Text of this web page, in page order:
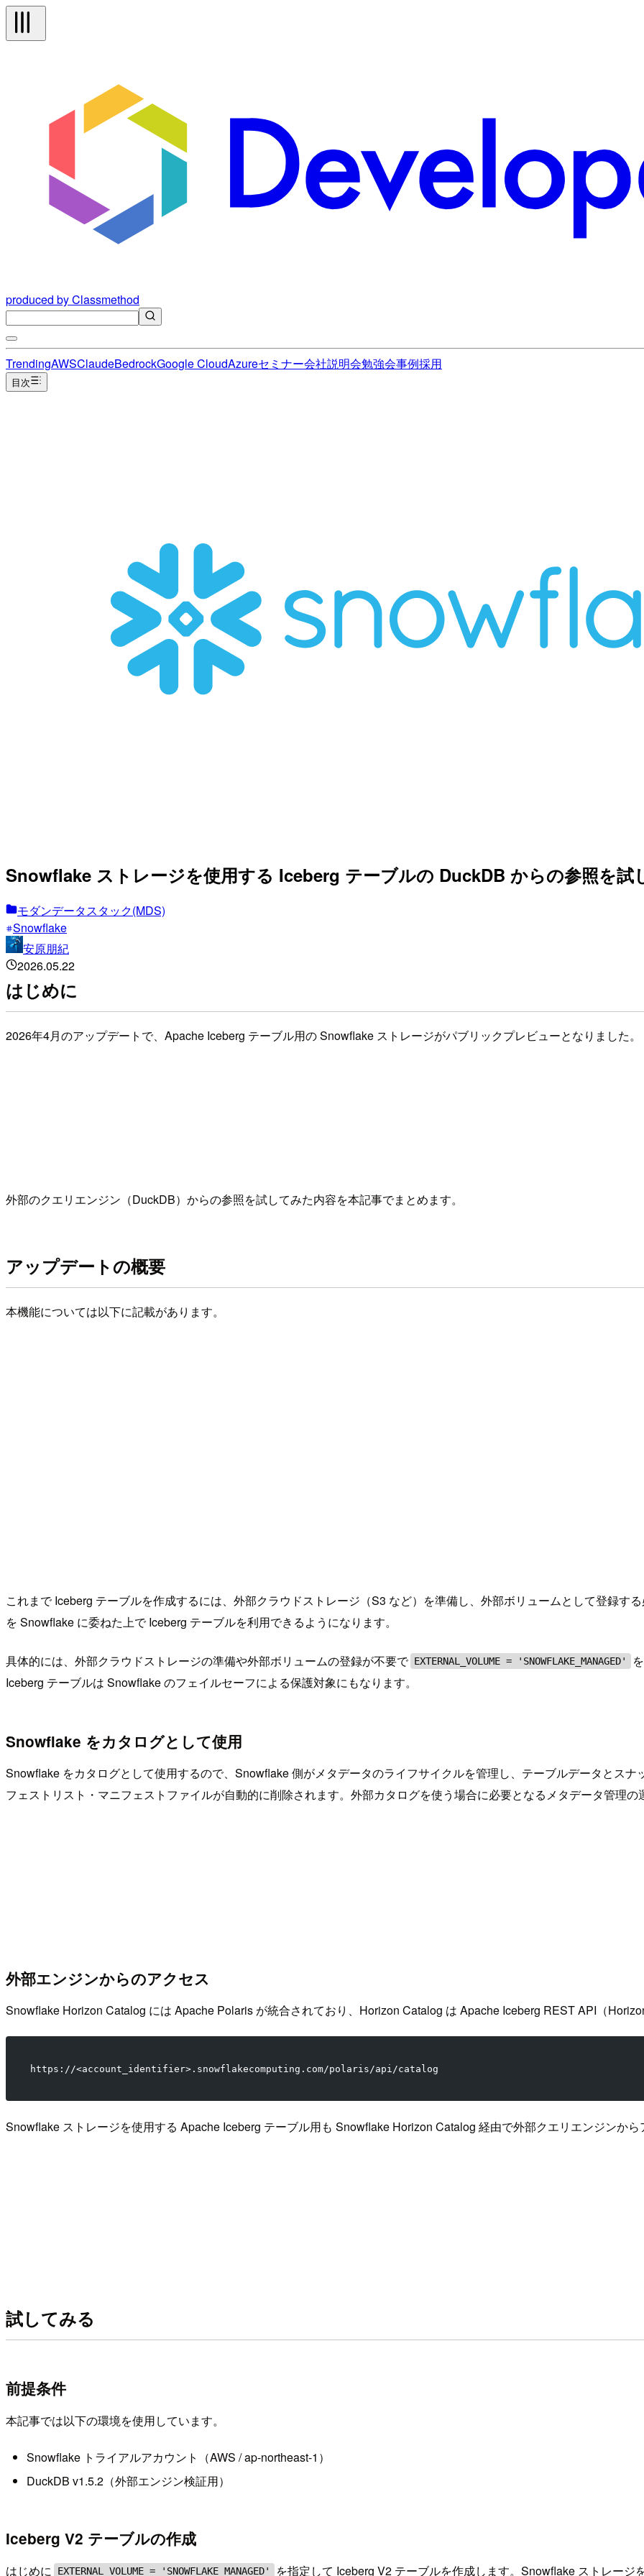
produced by Classmethod
TrendingAWSClaudeBedrockGoogle CloudAzureセミナー会社説明会勉強会事例採用
目次
Snowflake ストレージを使用する Iceberg テーブルの DuckDB からの参照を試
モダンデータスタック(MDS)
Snowflake
安原朋紀
2026.05.22
はじめに
2026年4月のアップデートで、Apache Iceberg テーブル用の Snowflake ストレージがパブリックプレビューとなりました。
外部のクエリエンジン（DuckDB）からの参照を試してみた内容を本記事でまとめます。
アップデートの概要
本機能については以下に記載があります。
これまで Iceberg テーブルを作成するには、外部クラウドストレージ（S3 など）を準備し、外部ボリュームとして登録す
を Snowflake に委ねた上で Iceberg テーブルを利用できるようになります。
具体的には、外部クラウドストレージの準備や外部ボリュームの登録が不要で EXTERNAL_VOLUME = 'SNOWFLAKE_MANAGED'
Iceberg テーブルは Snowflake のフェイルセーフによる保護対象にもなります。
Snowflake をカタログとして使用
Snowflake をカタログとして使用するので、Snowflake 側がメタデータのライフサイクルを管理し、テーブルデータとス
フェストリスト・マニフェストファイルが自動的に削除されます。外部カタログを使う場合に必要となるメタデータ管理の
外部エンジンからのアクセス
Snowflake Horizon Catalog には Apache Polaris が統合されており、Horizon Catalog は Apache Iceberg REST API（
https://<account_identifier>.snowflakecomputing.com/polaris/api/catalog
Snowflake ストレージを使用する Apache Iceberg テーブル用も Snowflake Horizon Catalog 経由で外部クエリエンジンから
試してみる
前提条件
本記事では以下の環境を使用しています。
Snowflake トライアルアカウント（AWS / ap-northeast-1）
DuckDB v1.5.2（外部エンジン検証用）
Iceberg V2 テーブルの作成
はじめに EXTERNAL_VOLUME = 'SNOWFLAKE_MANAGED' を指定して Iceberg V2 テーブルを作成します。Snowflake ストレー